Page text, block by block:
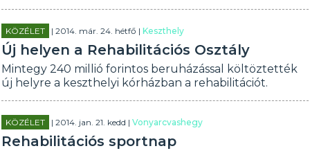
KÖZÉLET | 2014. már. 24. hétfő |Keszthely
Új helyen a Rehabilitációs Osztály
Mintegy 240 millió forintos beruházással költöztették
új helyre a keszthelyi kórházban a rehabilitációt.
KÖZÉLET | 2014. jan. 21. kedd |Vonyarcvashegy
Rehabilitációs sportnap